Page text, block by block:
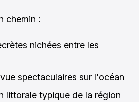
chemin :
nichées entre les
spectaculaires sur l'océan
littorale typique de la région